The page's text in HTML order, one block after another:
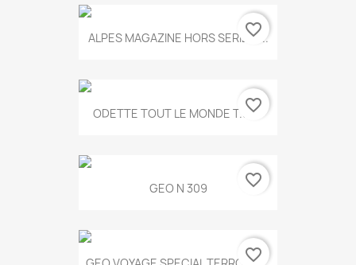
ALPES MAGAZINE HORS SERIE N...
favorite_border
ODETTE TOUT LE MONDE T.546
favorite_border
GEO N 309 favorite_border
favorite_border